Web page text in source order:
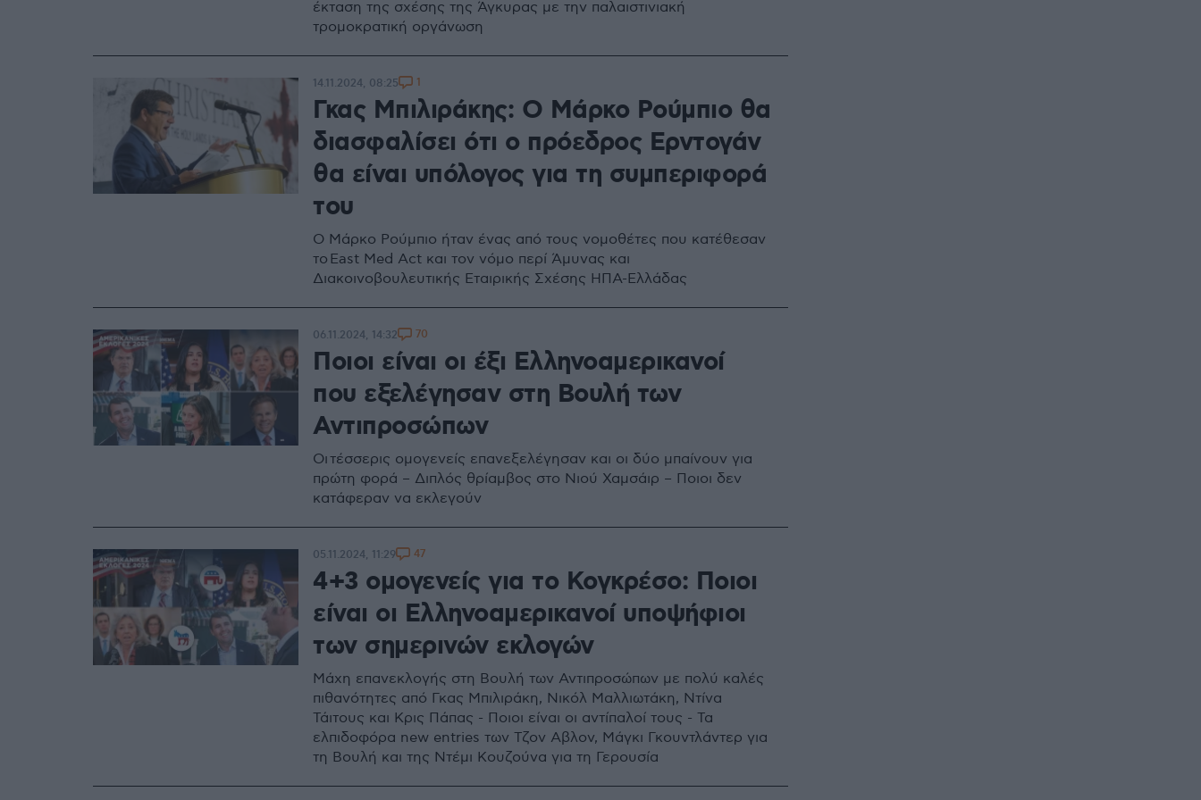
έκταση της σχέσης της Άγκυρας με την παλαιστινιακή
τρομοκρατική οργάνωση
Γκας Μπιλιράκης: Ο Μάρκο Ρούμπιο θα
διασφαλίσει ότι ο πρόεδρος Ερντογάν
θα είναι υπόλογος για τη συμπεριφορά
του
O Μάρκο Ρούμπιο ήταν ένας από τους νομοθέτες που κατέθεσαν
το East Med Act και τον νόμο περί Άμυνας και
Διακοινοβουλευτικής Εταιρικής Σχέσης ΗΠΑ-Ελλάδας
14.11.2024, 08:25 1
Ποιοι είναι οι έξι Ελληνοαμερικανοί
που εξελέγησαν στη Βουλή των
Αντιπροσώπων
Οι τέσσερις ομογενείς επανεξελέγησαν και οι δύο μπαίνουν για
πρώτη φορά – Διπλός θρίαμβος στο Νιού Χαμσάιρ – Ποιοι δεν
κατάφεραν να εκλεγούν
06.11.2024, 14:32 70
4+3 ομογενείς για το Κογκρέσο: Ποιοι
είναι οι Ελληνοαμερικανοί υποψήφιοι
των σημερινών εκλογών
Μάχη επανεκλογής στη Βουλή των Αντιπροσώπων με πολύ καλές
πιθανότητες από Γκας Μπιλιράκη, Νικόλ Μαλλιωτάκη, Ντίνα
Τάιτους και Κρις Πάπας - Ποιοι είναι οι αντίπαλοί τους - Τα
ελπιδοφόρα new entries των Τζον Αβλον, Μάγκι Γκουντλάντερ για
τη Βουλή και της Ντέμι Κουζούνα για τη Γερουσία
05.11.2024, 11:29 47